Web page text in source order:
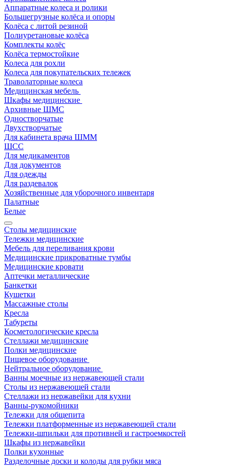
Аппаратные колеса и ролики
Большегрузные колёса и опоры
Колёса с литой резиной
Полиуретановые колёса
Комплекты колёс
Колёса термостойкие
Колеса для рохли
Колеса для покупательских тележек
Траволаторные колеса
Медицинская мебель
Шкафы медицинские
Архивные ШМС
Одностворчатые
Двухстворчатые
Для кабинета врача ШММ
ШСС
Для медикаментов
Для документов
Для одежды
Для раздевалок
Хозяйственные для уборочного инвентаря
Палатные
Белые
Столы медицинские
Тележки медицинские
Мебель для переливания крови
Медицинские прикроватные тумбы
Медицинские кровати
Аптечки металлические
Банкетки
Кушетки
Массажные столы
Кресла
Табуреты
Косметологические кресла
Стеллажи медицинские
Полки медицинские
Пищевое оборудование
Нейтральное оборудование
Ванны моечные из нержавеющей стали
Столы из нержавеющей стали
Стеллажи из нержавейки для кухни
Ванны-рукомойники
Тележки для общепита
Тележки платформенные из нержавеющей стали
Тележки-шпильки для противней и гастроемкостей
Шкафы из нержавейки
Полки кухонные
Разделочные доски и колоды для рубки мяса